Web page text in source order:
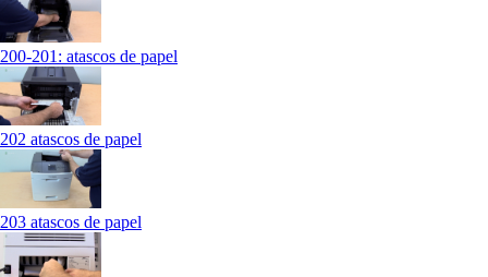
200-201: atascos de papel
202 atascos de papel
203 atascos de papel